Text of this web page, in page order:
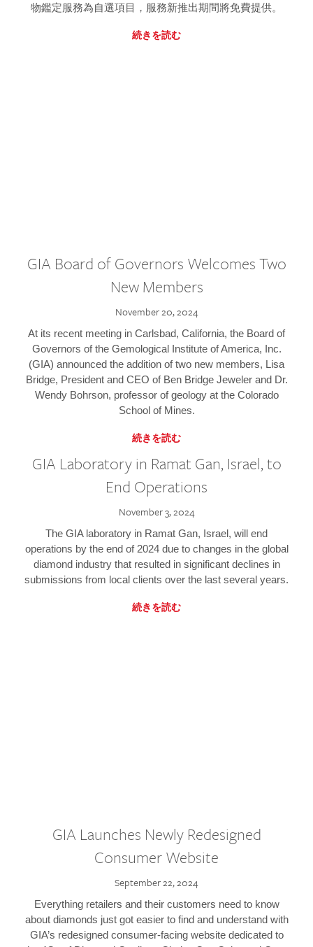
物鑑定服務為自選項目，服務新推出期間將免費提供。
続きを読む
GIA Board of Governors Welcomes Two
New Members
November 20, 2024
At its recent meeting in Carlsbad, California, the Board of
Governors of the Gemological Institute of America, Inc.
(GIA) announced the addition of two new members, Lisa
Bridge, President and CEO of Ben Bridge Jeweler and Dr.
Wendy Bohrson, professor of geology at the Colorado
School of Mines.
続きを読む
GIA Laboratory in Ramat Gan, Israel, to
End Operations
November 3, 2024
The GIA laboratory in Ramat Gan, Israel, will end
operations by the end of 2024 due to changes in the global
diamond industry that resulted in significant declines in
submissions from local clients over the last several years.
続きを読む
GIA Launches Newly Redesigned
Consumer Website
September 22, 2024
Everything retailers and their customers need to know
about diamonds just got easier to find and understand with
GIA’s redesigned consumer-facing website dedicated to